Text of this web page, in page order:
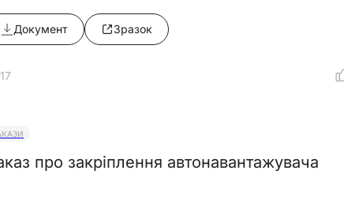
Документ Зразок
17
про закріплення автонавантажувача